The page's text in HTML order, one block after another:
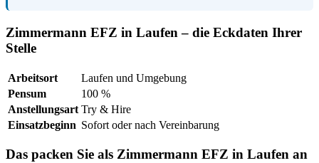
Zimmermann EFZ in Laufen – die Eckdaten Ihrer
Stelle
Arbeitsort
Laufen und Umgebung
Pensum
100 %
Anstellungsart Try & Hire
Einsatzbeginn Sofort oder nach Vereinbarung
Das packen Sie als Zimmermann EFZ in Laufen an